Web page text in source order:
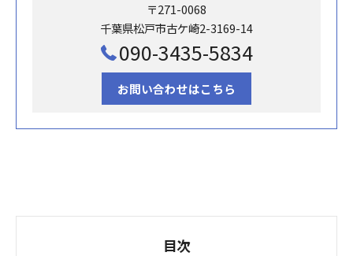
〒271-0068
千葉県松戸市古ケ崎2-3169-14
090-3435-5834
お問い合わせはこちら
目次